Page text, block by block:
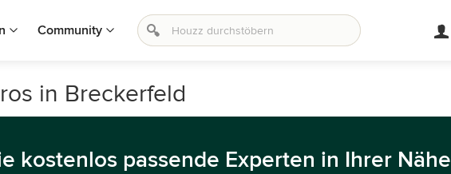
Community
in Breckerfeld
kostenlos passende Experten in Ihrer Nähe